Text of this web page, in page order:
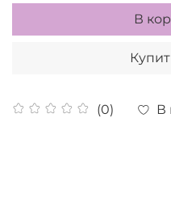
(0) В
В